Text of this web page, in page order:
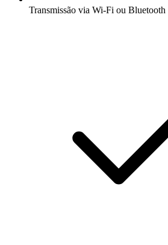
Transmissão via Wi-Fi ou Bluetooth